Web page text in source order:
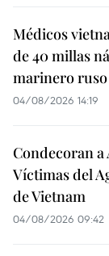
Médicos
de 40 millas
marinero ruso
04/08/2026 14:19
Condecoran
Víctimas del
de Vietnam
04/08/2026 09:42